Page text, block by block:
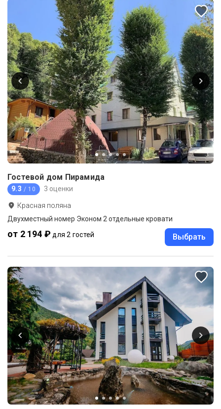
Гостевой дом Пирамида
9.3 / 10 3 оценки
Красная поляна
Двухместный номер Эконом 2 отдельные кровати
от 2 194 ₽ для 2 гостей Выбрать